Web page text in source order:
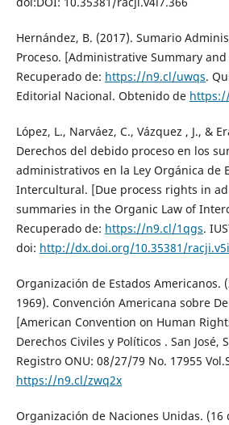
Hernández, B. (2017). Sumario
Proceso. [Administrative Summary and
Recuperado de: https://n9.cl/uwqs.
Editorial Nacional. Obtenido de
López, L., Narváez, C., Vázquez , J., &
Derechos del debido proceso en los
administrativos en la Ley Orgánica de
Intercultural. [Due process rights in
summaries in the Organic Law of
Recuperado de: https://n9.cl/1qgs.
doi: http://dx.doi.org/10.35381/
Organización de Estados Americanos.
1969). Convención Americana sobre
[American Convention on Human
Derechos Civiles y Políticos . San José,
Registro ONU: 08/27/79 No. 17955
https://n9.cl/zwq2x
Organización de Naciones Unidas.